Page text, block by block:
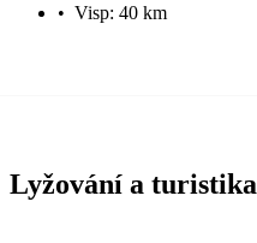
• Visp: 40 km
Lyžování a turistika